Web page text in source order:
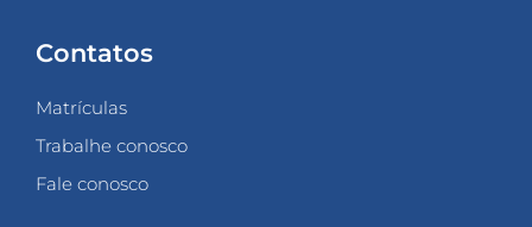
Contatos
Matrículas
Trabalhe conosco
Fale conosco